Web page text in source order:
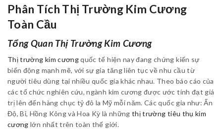
Phân Tích Thị Trường Kim Cương
Toàn Cầu
Tổng Quan Thị Trường Kim Cương
Thị trường kim cươngquốc tế hiện nay đang chứng kiến sự
biến động mạnh mẽ, với sự gia tăng liên tục về nhu cầu từ
người tiêu dùng tại nhiều quốc gia khác nhau. Theo báo cáo của
các tổ chức nghiên cứu, ngành kim cương được ước tính đạt giá
trị lên đến hàng chục tỷ đô la Mỹ mỗi năm. Các quốc gia như: Ấn
Độ, Bỉ, Hồng Kông và Hoa Kỳ là những thị trường tiêu thụ kim
cương lớn nhất trên toàn thế giới.